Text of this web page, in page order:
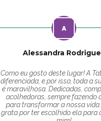
Alessandra
Como eu gosto deste lugar! A
diferenciada, e por isso, toda a
é maravilhosa. Dedicadas,
acolhedoras, sempre fazendo
para transformar a nossa
grata por ter escolhido ela para